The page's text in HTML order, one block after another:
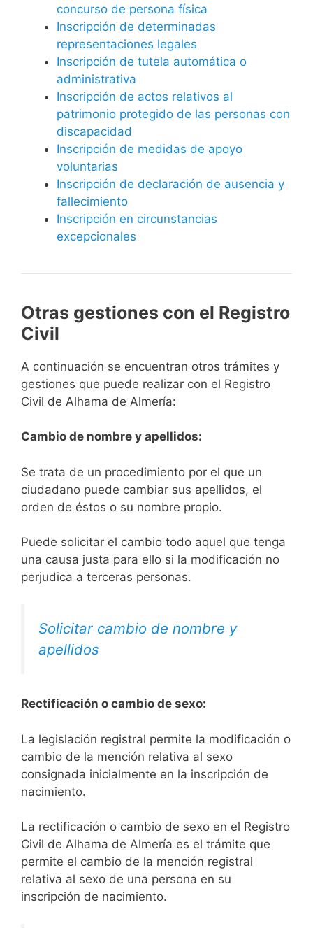
concurso de persona física
Inscripción de determinadas
representaciones legales
Inscripción de tutela automática o
administrativa
Inscripción de actos relativos al
patrimonio protegido de las personas con
discapacidad
Inscripción de medidas de apoyo
voluntarias
Inscripción de declaración de ausencia y
fallecimiento
Inscripción en circunstancias
excepcionales
Otras gestiones con el Registro
Civil
A continuación se encuentran otros trámites y
gestiones que puede realizar con el Registro
Civil de Alhama de Almería:
Cambio de nombre y apellidos:
Se trata de un procedimiento por el que un
ciudadano puede cambiar sus apellidos, el
orden de éstos o su nombre propio.
Puede solicitar el cambio todo aquel que tenga
una causa justa para ello si la modificación no
perjudica a terceras personas.
Solicitar cambio de nombre y
apellidos
Rectificación o cambio de sexo:
La legislación registral permite la modificación o
cambio de la mención relativa al sexo
consignada inicialmente en la inscripción de
nacimiento.
La rectificación o cambio de sexo en el Registro
Civil de Alhama de Almería es el trámite que
permite el cambio de la mención registral
relativa al sexo de una persona en su
inscripción de nacimiento.